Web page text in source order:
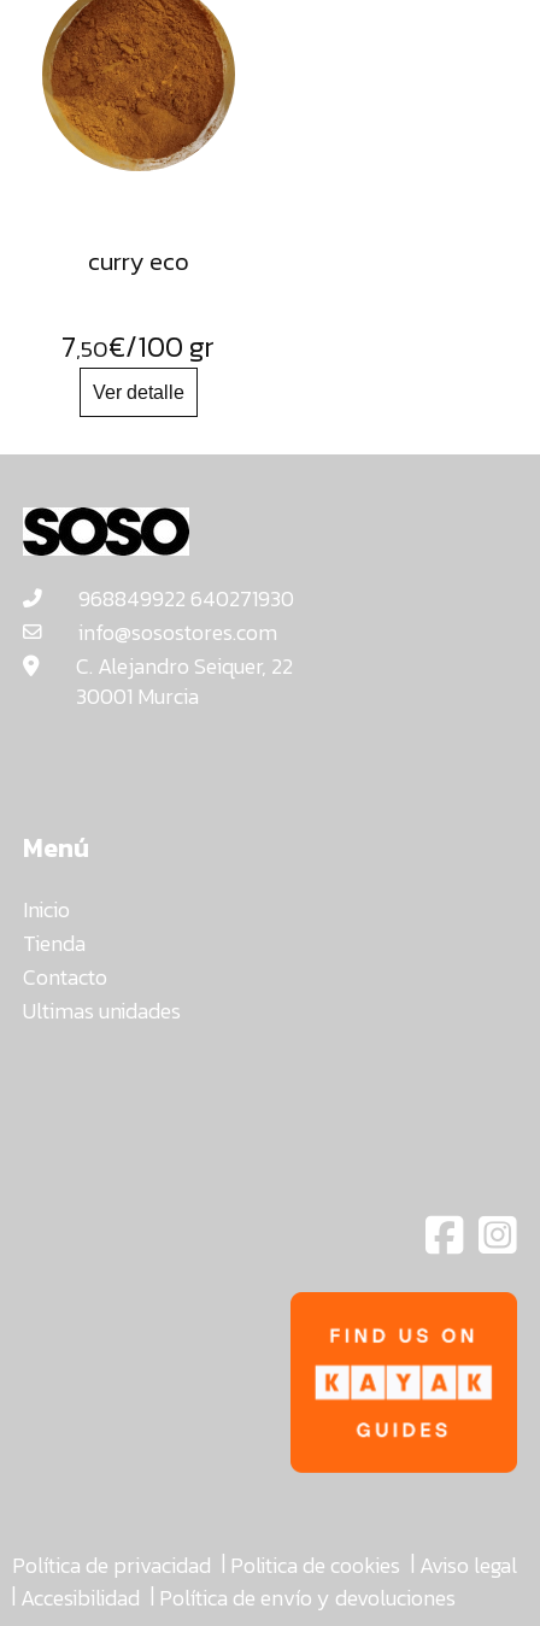
curry eco
7,50€/100 gr
968849922 640271930
info@sosostores.com
C. Alejandro Seiquer, 22
30001 Murcia
Menú
Inicio
Tienda
Contacto
Ultimas unidades
Política de privacidad | Politica de cookies | Aviso legal
| Accesibilidad | Política de envío y devoluciones